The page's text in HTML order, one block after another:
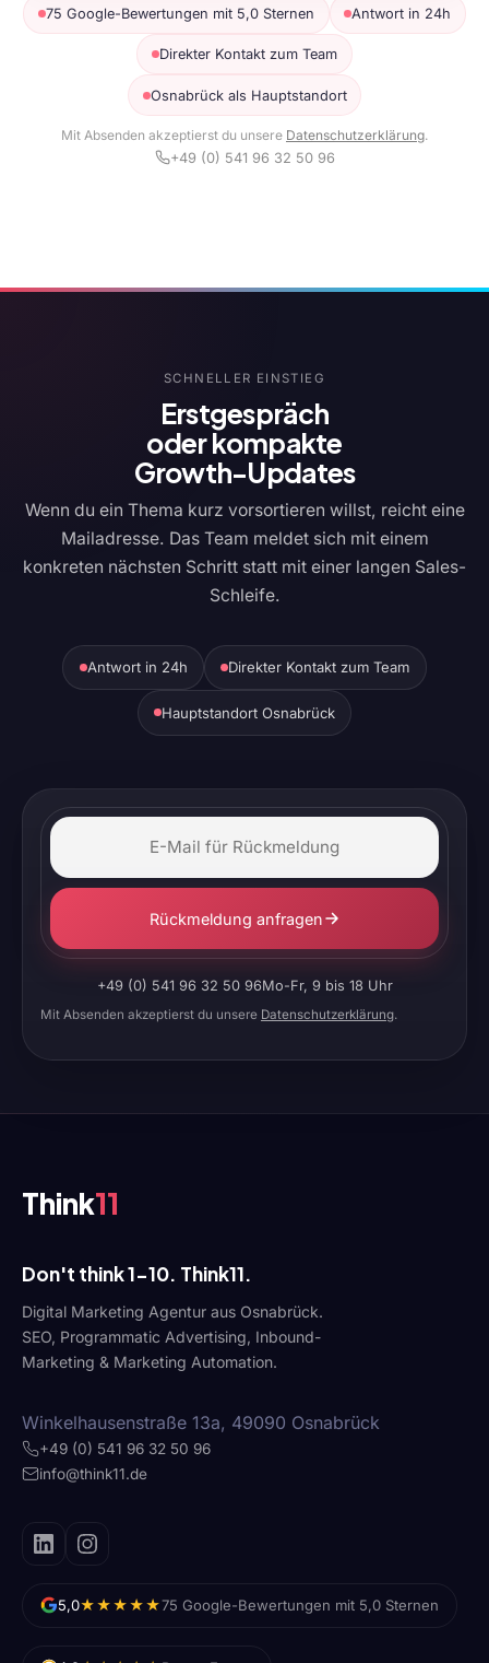
75 Google-Bewertungen mit 5,0 Sternen Antwort in 24h
Direkter Kontakt zum Team
Osnabrück als Hauptstandort
Mit Absenden akzeptierst du unsere Datenschutzerklärung.
+49 (0) 541 96 32 50 96
SCHNELLER EINSTIEG
Erstgespräch
oder kompakte
Growth-Updates
Wenn du ein Thema kurz vorsortieren willst, reicht eine
Mailadresse. Das Team meldet sich mit einem
konkreten nächsten Schritt statt mit einer langen Sales-
Schleife.
Antwort in 24h Direkter Kontakt zum Team
Hauptstandort Osnabrück
Rückmeldung anfragen
+49 (0) 541 96 32 50 96Mo-Fr, 9 bis 18 Uhr
Mit Absenden akzeptierst du unsere Datenschutzerklärung.
Think11
Don't think 1-10. Think11.
Digital Marketing Agentur aus Osnabrück.
SEO, Programmatic Advertising, Inbound-
Marketing & Marketing Automation.
Winkelhausenstraße 13a, 49090 Osnabrück
+49 (0) 541 96 32 50 96
info@think11.de
5,0★★★★★75 Google-Bewertungen mit 5,0 Sternen